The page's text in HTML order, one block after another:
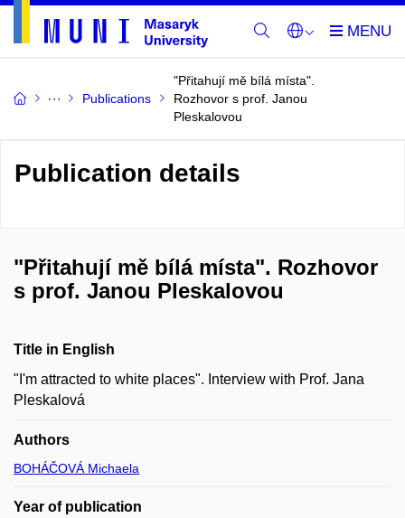
Publications
"Přitahují mě bílá místa".
Rozhovor s prof. Janou
Pleskalovou
Publication details
"Přitahují mě bílá místa". Rozhovor
s prof. Janou Pleskalovou
Title in English
"I'm attracted to white places". Interview with Prof. Jana
Pleskalová
Authors
BOHÁČOVÁ Michaela
Year of publication